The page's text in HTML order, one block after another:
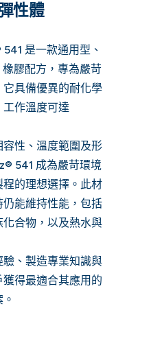
性體
是一款通用型、
橡膠配方，專為嚴苛
具備優異的耐化學
作溫度可達
性、溫度範圍及形
541 成為嚴苛環境
的理想選擇。此材
能維持性能，包括
合物，以及熱水與
、製造專業知識與
得最適合其應用的